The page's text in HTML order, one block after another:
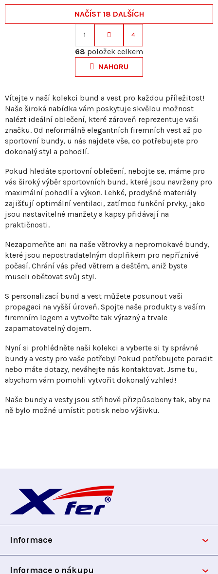
O
v
l
á
a
c
í
p
k
y
v
ý
p
s
u
NAČÍST 18 DALŠÍCH
S
t
r
á
k
o
v
á
n
1 4
68 položek celkem
NAHORU
Vítejte v naší kolekci bund a vest pro každou příležitost!
Naše široká nabídka vám poskytuje skvělou možnost
nalézt ideální oblečení, které zároveň reprezentuje vaši
značku. Od neformálně elegantních firemních vest až po
sportovní bundy, u nás najdete vše, co potřebujete pro
dokonalý styl a pohodlí.
Pokud hledáte sportovní oblečení, nebojte se, máme pro
vás široký výběr sportovních bund, které jsou navrženy pro
maximální pohodlí a výkon. Lehké, prodyšné materiály
zajišťují optimální ventilaci, zatímco funkční prvky, jako
jsou nastavitelné manžety a kapsy přidávají na
praktičnosti.
Nezapomeňte ani na naše větrovky a nepromokavé bundy,
které jsou nepostradatelným doplňkem pro nepříznivé
počasí. Chrání vás před větrem a deštěm, aniž byste
museli obětovat svůj styl.
S personalizací bund a vest můžete posunout vaši
propagaci na vyšší úroveň. Spojte naše produkty s vaším
firemním logem a vytvořte tak výrazný a trvale
zapamatovatelný dojem.
Nyní si prohlédněte naši kolekci a vyberte si ty správné
bundy a vesty pro vaše potřeby! Pokud potřebujete poradit
nebo máte dotazy, neváhejte nás kontaktovat. Jsme tu,
abychom vám pomohli vytvořit dokonalý vzhled!
Naše bundy a vesty jsou střihově přizpůsobeny tak, aby na
ně bylo možné umístit potisk nebo výšivku.
p
Informace
Informace o nákupu